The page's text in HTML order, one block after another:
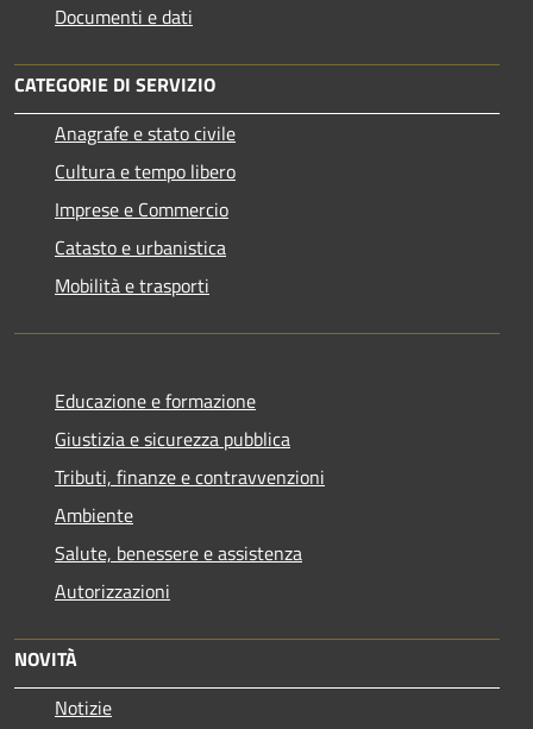
Documenti e dati
CATEGORIE DI SERVIZIO
Anagrafe e stato civile
Cultura e tempo libero
Imprese e Commercio
Catasto e urbanistica
Mobilità e trasporti
Educazione e formazione
Giustizia e sicurezza pubblica
Tributi, finanze e contravvenzioni
Ambiente
Salute, benessere e assistenza
Autorizzazioni
NOVITÀ
Notizie